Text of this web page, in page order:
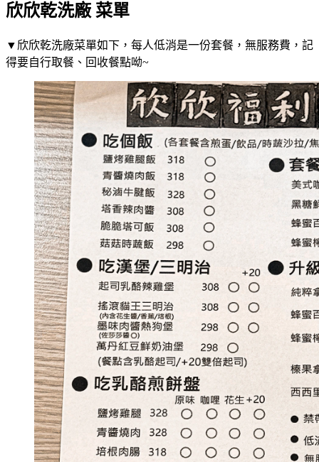
欣欣乾洗廠 菜單
▼欣欣乾洗廠菜單如下，每人低消是一份套餐，無服務費，記
得要自行取餐、回收餐點呦~